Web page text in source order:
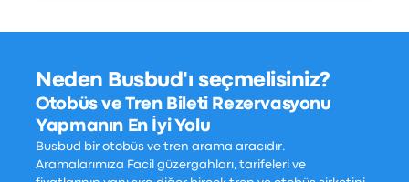
Neden Busbud'ı seçmelisiniz?
Otobüs ve Tren Bileti Rezervasyonu
Yapmanın En İyi Yolu
Busbud bir otobüs ve tren arama aracıdır.
Aramalarımıza Facil güzergahları, tarifeleri ve